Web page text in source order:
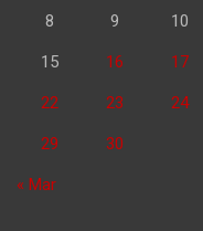
8 9 10
15 16 17
22 23 24
29 30
« Mar